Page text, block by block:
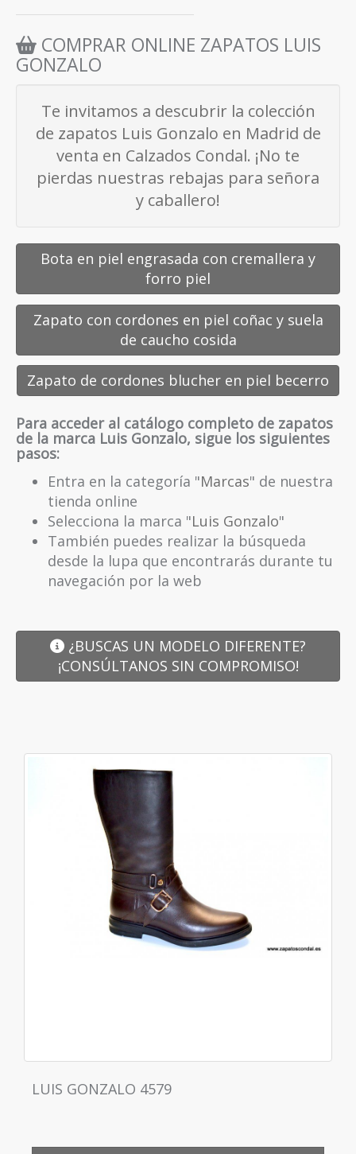
COMPRAR ONLINE ZAPATOS LUIS
GONZALO
Te invitamos a descubrir la colección
de zapatos Luis Gonzalo en Madrid de
venta en Calzados Condal. ¡No te
pierdas nuestras rebajas para señora
y caballero!
Bota en piel engrasada con cremallera y
forro piel
Zapato con cordones en piel coñac y suela
de caucho cosida
Zapato de cordones blucher en piel becerro
Para acceder al catálogo completo de zapatos
de la marca Luis Gonzalo, sigue los siguientes
pasos:
Entra en la categoría "Marcas" de nuestra
tienda online
Selecciona la marca "Luis Gonzalo"
También puedes realizar la búsqueda
desde la lupa que encontrarás durante tu
navegación por la web
¿BUSCAS UN MODELO DIFERENTE?
¡CONSÚLTANOS SIN COMPROMISO!
LUIS GONZALO 4579